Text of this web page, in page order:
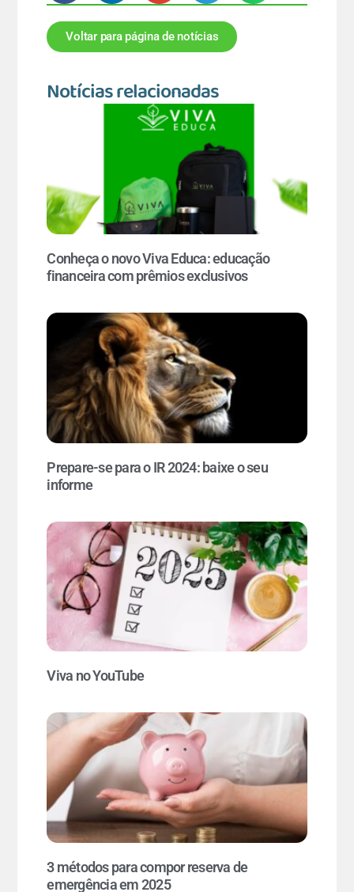
Voltar para página de notícias
Notícias relacionadas
Conheça o novo Viva Educa: educação
financeira com prêmios exclusivos
Prepare-se para o IR 2024: baixe o seu
informe
Viva no YouTube
3 métodos para compor reserva de
emergência em 2025